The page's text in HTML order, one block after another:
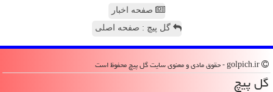
صفحه اخبار
گل پیچ : صفحه اصلی
گل پیچ